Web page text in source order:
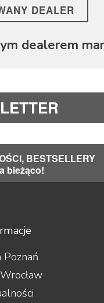
DEALER
dealerem
BESTSELLERY
bieżąco!
Poznań